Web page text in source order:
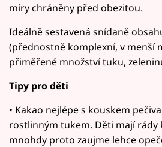
míry chráněny před obezitou.
Ideálně sestavená snídaně
(přednostně komplexní, v menší
přiměřené množství tuku,
Tipy pro děti
• Kakao nejlépe s kouskem
rostlinným tukem. Děti mají rády
mnohdy proto zaujme lehce